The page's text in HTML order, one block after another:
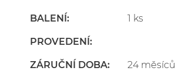
BALENÍ: 1 ks
PROVEDENÍ:
ZÁRUČNÍ DOBA: 24 měsíců